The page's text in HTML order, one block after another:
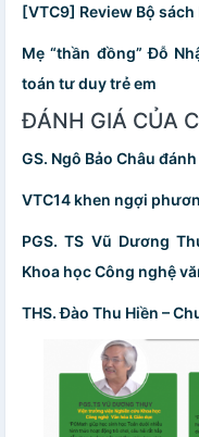
[VTC9] Review Bộ
Mẹ “thần đồng” Đỗ
toán tư duy trẻ em
ĐÁNH GIÁ CỦA
GS. Ngô Bảo Châu
VTC14 khen ngợi
PGS. TS Vũ Dương
Khoa học Công nghệ
THS. Đào Thu Hiền –